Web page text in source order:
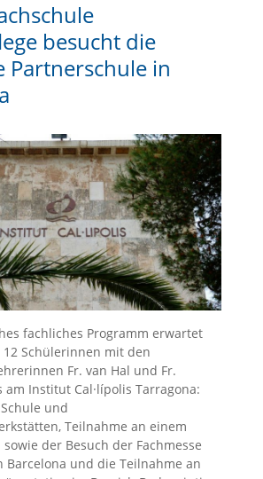
besucht die
Partnerschule in
fachliches Programm erwartet
Schülerinnen mit den
Fr. van Hal und Fr.
am Institut Cal·lípolis Tarragona:
und
Teilnahme an einem
der Besuch der Fachmesse
Barcelona und die Teilnahme an